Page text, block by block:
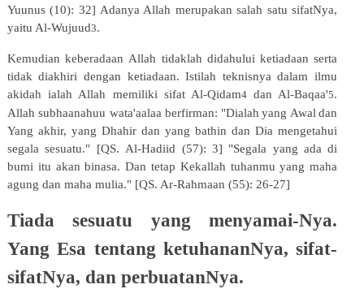
Yuunus (10): 32] Adanya Allah merupakan salah satu sifatNya,
yaitu Al-Wujuud3.
Kemudian keberadaan Allah tidaklah didahului ketiadaan serta
tidak diakhiri dengan ketiadaan. Istilah teknisnya dalam ilmu
akidah ialah Allah memiliki sifat Al-Qidam4dan Al-Baqaa'5.
Allah subhaanahuu wata'aalaa berfirman: "Dialah yang Awal dan
Yang akhir, yang Dhahir dan yang bathin dan Dia mengetahui
segala sesuatu." [QS. Al-Hadiid (57): 3] "Segala yang ada di
bumi itu akan binasa. Dan tetap Kekallah tuhanmu yang maha
agung dan maha mulia." [QS. Ar-Rahmaan (55): 26-27]
Tiada sesuatu yang menyamai-Nya.
Yang Esa tentang ketuhananNya, sifat-
sifatNya, dan perbuatanNya.